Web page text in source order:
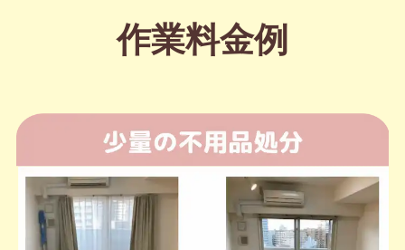
作業料金例